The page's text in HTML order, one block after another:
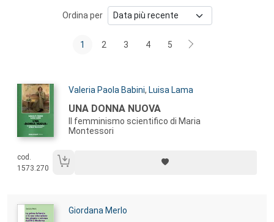
Ordina per
1 2 3 4 5
Autori:
Valeria Paola Babini, Luisa Lama
Titolo:
UNA DONNA NUOVA
Il femminismo scientifico di Maria
Montessori
cod.
1573.270
Autori:
Giordana Merlo